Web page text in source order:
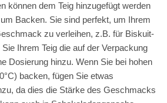
können dem Teig hinzugefügt werden
Backen. Sie sind perfekt, um Ihrem
zu verleihen, z.B. für Biskuit-
Ihrem Teig die auf der Verpackung
Dosierung hinzu. Wenn Sie bei hohen
backen, fügen Sie etwas
da dies die Stärke des Geschmacks